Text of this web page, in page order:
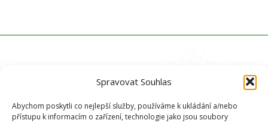
Spravovat Souhlas
Abychom poskytli co nejlepší služby, používáme k ukládání a/nebo
přístupu k informacím o zařízení, technologie jako jsou soubory